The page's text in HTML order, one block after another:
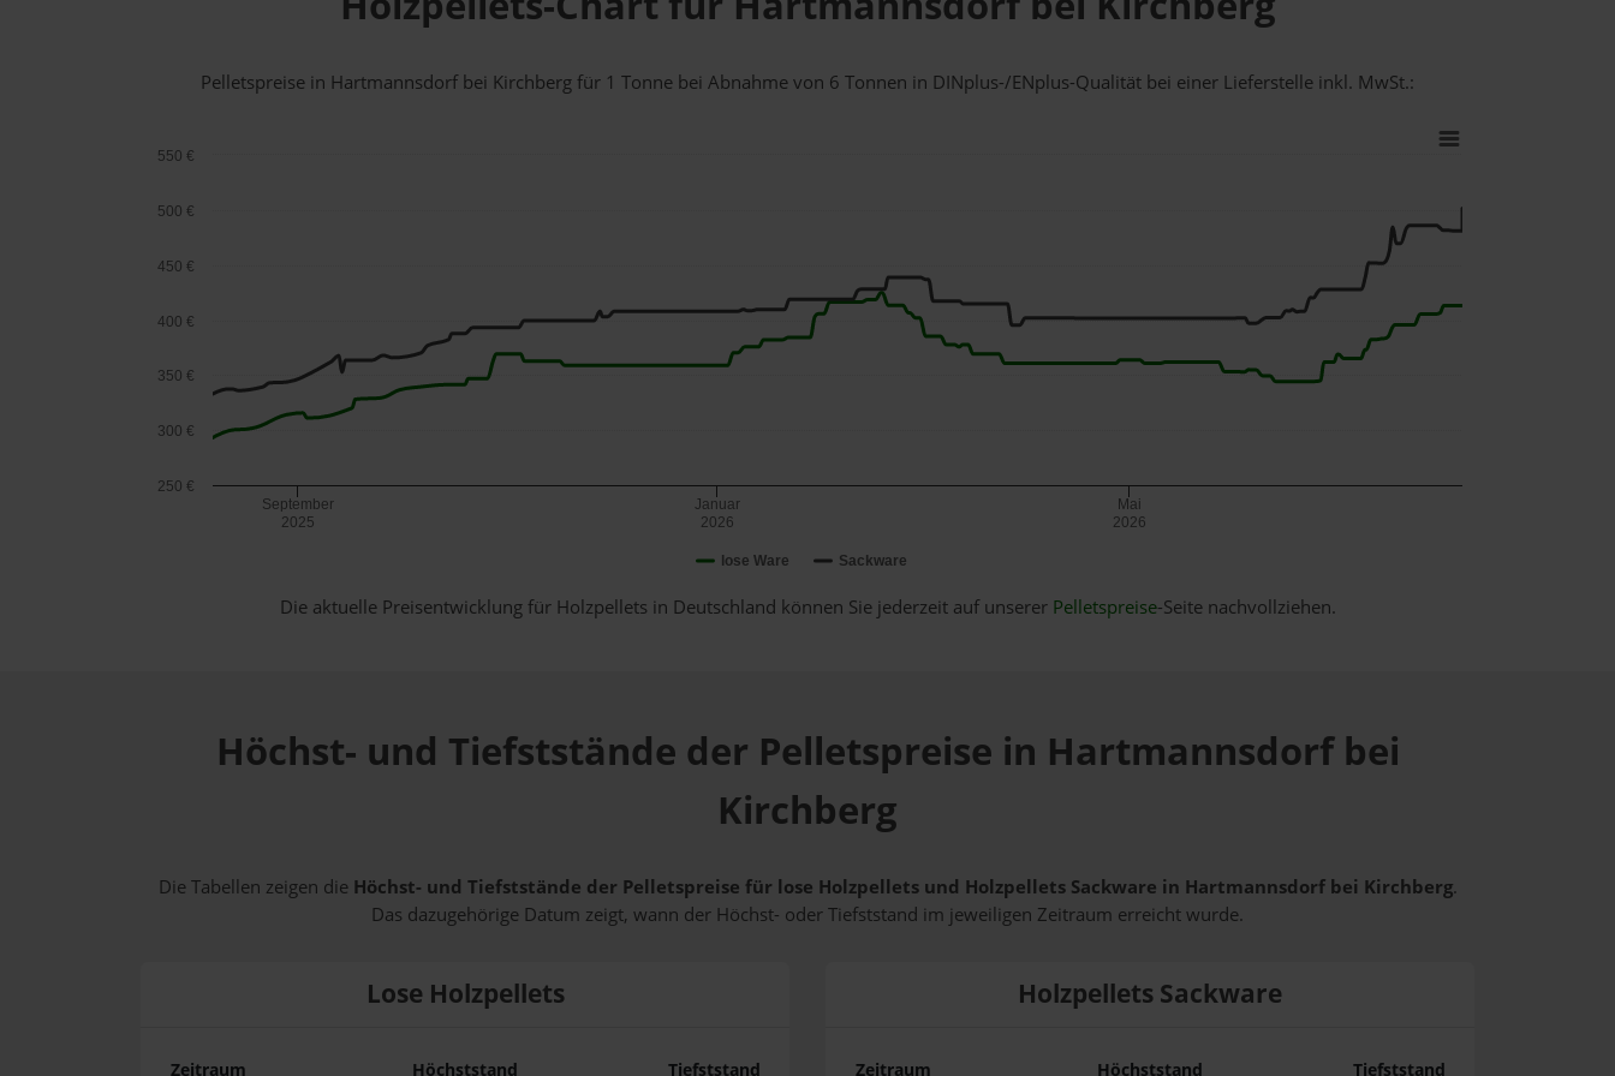
Pelletspreise in Hartmannsdorf bei Kirchberg für 1 Tonne bei Abnahmevon 6 Tonnen in DINplus-/ENplus-Qualität bei einer Lieferstelle inkl. MwSt.:
lose Ware Sackware
September
2025
Januar
2026
Mai
2026
250 €
300 €
350 €
400 €
450 €
500 €
550 €
Die aktuelle Preisentwicklung für Holzpellets in Deutschland können Sie jederzeit auf unserer Pelletspreise-Seite nachvollziehen.
Höchst- und Tiefststände der Pelletspreise in Hartmannsdorf bei
Kirchberg
Die Tabellen zeigen die Höchst- und Tiefststände der Pelletspreise für lose Holzpellets und Holzpellets Sackware in Hartmannsdorf bei Kirchberg.
Das dazugehörige Datum zeigt, wann der Höchst- oder Tiefststand im jeweiligen Zeitraum erreicht wurde.
Lose Holzpellets
Zeitraum Höchststand Tiefststand
Holzpellets Sackware
Zeitraum Höchststand Tiefststand